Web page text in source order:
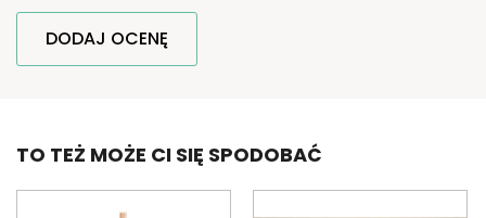
DODAJ OCENĘ
TO TEŻ MOŻE CI SIĘ SPODOBAĆ